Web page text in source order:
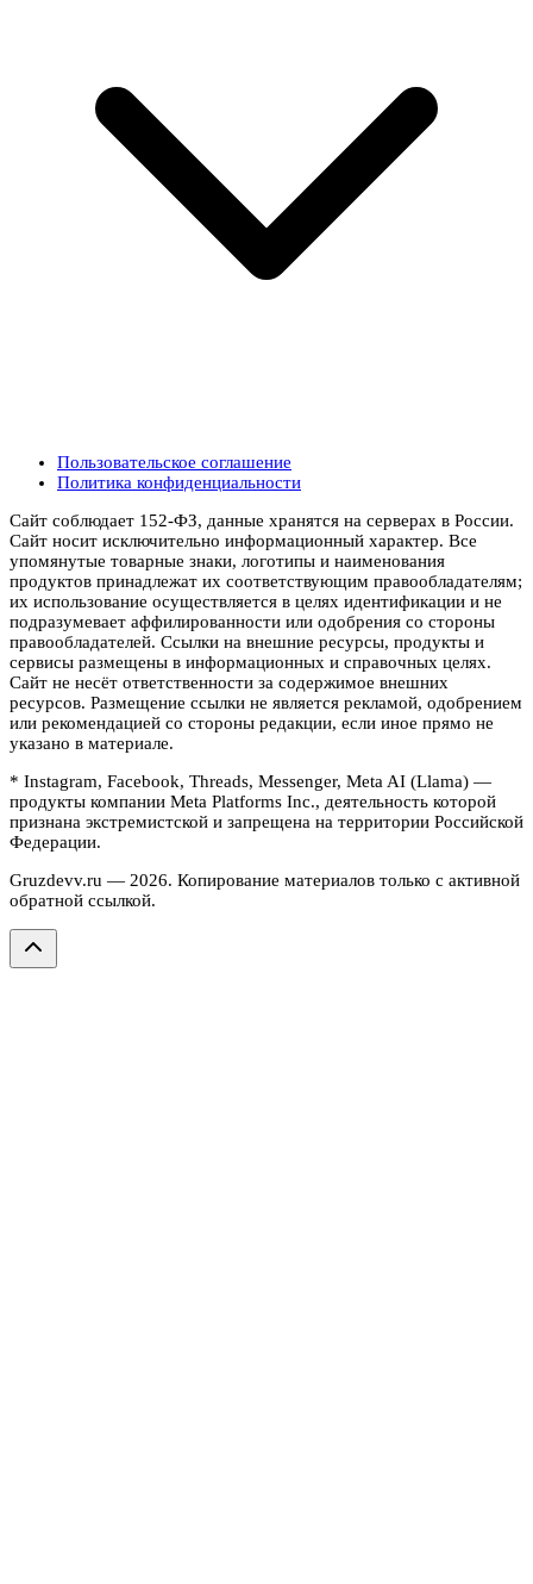
Пользовательское соглашение
Политика конфиденциальности
Сайт соблюдает 152-ФЗ, данные хранятся на серверах в России.
Сайт носит исключительно информационный характер. Все
упомянутые товарные знаки, логотипы и наименования
продуктов принадлежат их соответствующим правообладателям;
их использование осуществляется в целях идентификации и не
подразумевает аффилированности или одобрения со стороны
правообладателей. Ссылки на внешние ресурсы, продукты и
сервисы размещены в информационных и справочных целях.
Сайт не несёт ответственности за содержимое внешних
ресурсов. Размещение ссылки не является рекламой, одобрением
или рекомендацией со стороны редакции, если иное прямо не
указано в материале.
* Instagram, Facebook, Threads, Messenger, Meta AI (Llama) —
продукты компании Meta Platforms Inc., деятельность которой
признана экстремистской и запрещена на территории Российской
Федерации.
Gruzdevv.ru — 2026. Копирование материалов только с активной
обратной ссылкой.